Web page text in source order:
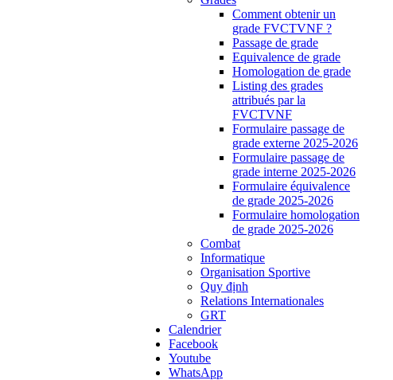
Comment obtenir un
grade FVCTVNF ?
Passage de grade
Equivalence de grade
Homologation de grade
Listing des grades
attribués par la
FVCTVNF
Formulaire passage de
grade externe 2025-2026
Formulaire passage de
grade interne 2025-2026
Formulaire équivalence
de grade 2025-2026
Formulaire homologation
de grade 2025-2026
Combat
Informatique
Organisation Sportive
Quy định
Relations Internationales
GRT
Calendrier
Facebook
Youtube
WhatsApp